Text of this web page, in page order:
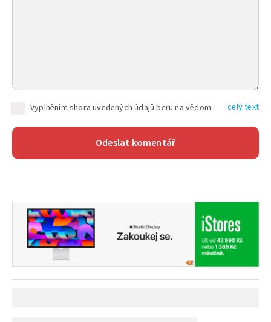
Vyplněním shora uvedených údajů beru na vědomí, že společnost TEXT FACTORY s.r.o., sídlem Brno, Durďákova 336/29, Černá Pole, PSČ: 613 00, IČ: 06157831, zapsané u Krajského soudu v Brně, oddíl C, vložka 100399, bude zpracovávat mé osobní údaje uvedené v rámci mnou vyplněného registračního formuláře na základě oprávněných zájmů TEXT FACTORY s.r.o. dle čl. 6 odst. 1 písm. f) GDPR a pro splnění právních povinností (čl. 6 odst. 1 písm. c) GDPR), a to pro tyto účely: nezbytnost zajistit oprávnění návštěvníka webových stránek provozovaných společností TEXT FACTORY s.r.o. přispívat aktivně ke zveřejněným článkům nebo v rámci diskusních fór a výkon práv TEXT FACTORY s.r.o. jako administrátora těchto diskusních fór. Více informací o zpracování osobních údajů a právech lze nalézt v celý text